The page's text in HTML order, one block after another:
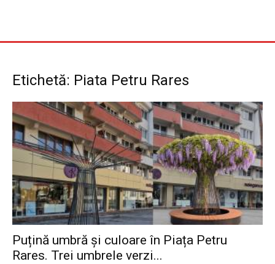
Etichetă: Piata Petru Rares
Puțină umbră și culoare în Piața Petru
Rares. Trei umbrele verzi...